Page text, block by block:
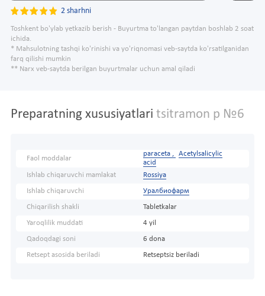
2 sharhni
Toshkent bo'ylab yetkazib berish - Buyurtma to'langan paytdan boshlab 2 soat
ichida.
* Mahsulotning tashqi ko'rinishi va yo'riqnomasi veb-saytda ko'rsatilganidan
farq qilishi mumkin
** Narx veb-saytda berilgan buyurtmalar uchun amal qiladi
Preparatning xususiyatlari tsitramon p №6
Faol moddalar
paraceta ,
Acetylsalicylic
acid
Ishlab chiqaruvchi mamlakat
Rossiya
Ishlab chiqaruvchi Уралбиофарм
Chiqarilish shakli Tabletkalar
Yaroqlilik muddati 4 yil
Qadoqdagi soni 6 dona
Retsept asosida beriladi Retseptsiz beriladi